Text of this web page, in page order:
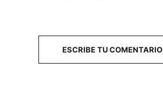
ESCRIBE TU COMENTARIO